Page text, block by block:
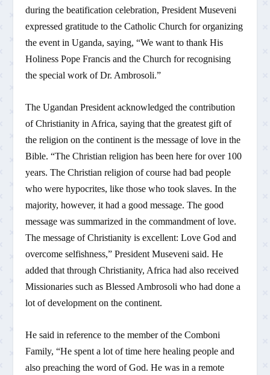
during the beatification celebration, President Museveni
expressed gratitude to the Catholic Church for organizing
the event in Uganda, saying, “We want to thank His
Holiness Pope Francis and the Church for recognising
the special work of Dr. Ambrosoli.”
The Ugandan President acknowledged the contribution
of Christianity in Africa, saying that the greatest gift of
the religion on the continent is the message of love in the
Bible. “The Christian religion has been here for over 100
years. The Christian religion of course had bad people
who were hypocrites, like those who took slaves. In the
majority, however, it had a good message. The good
message was summarized in the commandment of love.
The message of Christianity is excellent: Love God and
overcome selfishness,” President Museveni said. He
added that through Christianity, Africa had also received
Missionaries such as Blessed Ambrosoli who had done a
lot of development on the continent.
He said in reference to the member of the Comboni
Family, “He spent a lot of time here healing people and
also preaching the word of God. He was in a remote